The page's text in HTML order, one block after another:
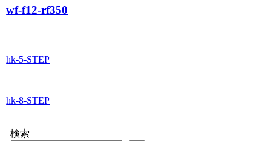
wf-f12-rf350
hk-5-STEP
hk-8-STEP
検索